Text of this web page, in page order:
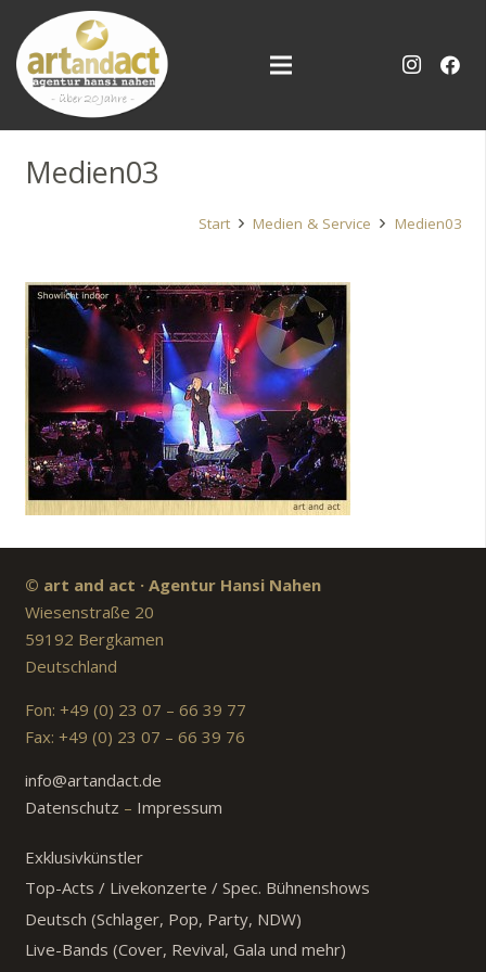
Medien03
Start Medien & Service Medien03
© art and act · Agentur Hansi Nahen
Wiesenstraße 20
59192 Bergkamen
Deutschland
Fon: +49 (0) 23 07 – 66 39 77
Fax: +49 (0) 23 07 – 66 39 76
info@artandact.de
Datenschutz – Impressum
Exklusivkünstler
Top-Acts / Livekonzerte / Spec. Bühnenshows
Deutsch (Schlager, Pop, Party, NDW)
Live-Bands (Cover, Revival, Gala und mehr)